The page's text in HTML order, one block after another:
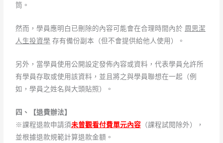
筒。
然而，學員應明白已刪除的內容可能會在合理時間內於 周思潔
人生投資學 存有備份副本（但不會提供給他人使用）。
另外，當學員使用公開設定發佈內容或資料，代表學員允許所
有學員存取或使用該資料，並且將之與學員聯想在一起（例
如，學員之姓名與大頭貼照）。
四、【退費辦法】
※課程退款申請須未曾觀看付費單元內容 （課程試閱除外），
並根據退款規範計算退款金額。